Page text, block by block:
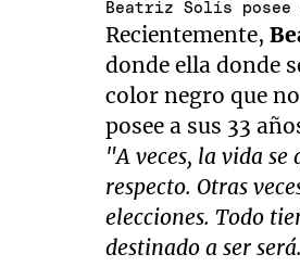
Beatriz Solís posee
Recientemente,
donde ella donde
color negro que
posee a sus 33
"A veces, la vida
respecto. Otras
elecciones. Todo
destinado a ser